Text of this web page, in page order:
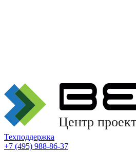
Техподдержка
+7 (495) 988-86-37